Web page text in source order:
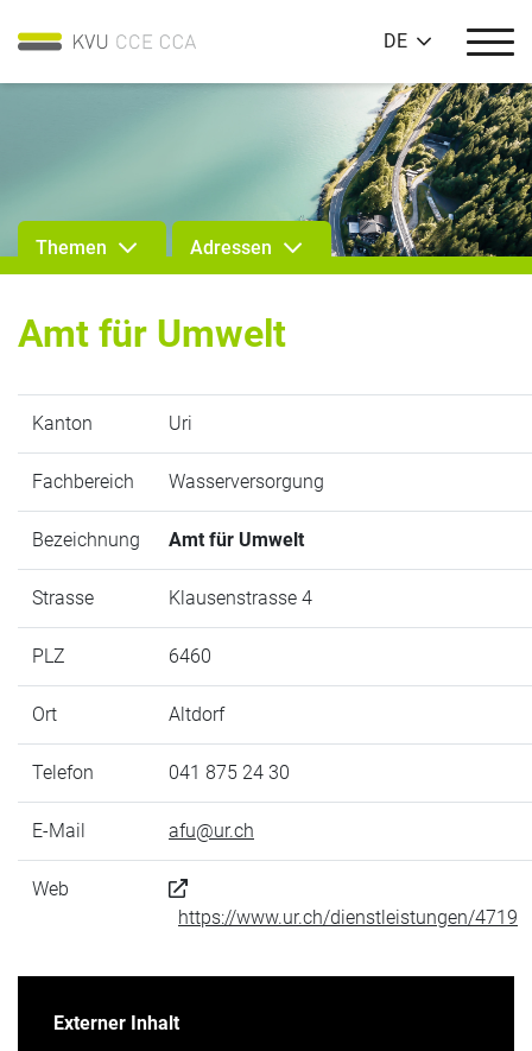
DE
Themen Adressen
Amt für Umwelt
Kanton Uri
Fachbereich Wasserversorgung
Bezeichnung Amt für Umwelt
Strasse Klausenstrasse 4
PLZ 6460
Ort Altdorf
Telefon 041 875 24 30
E-Mail afu@ur.ch
Web
https://www.ur.ch/dienstleistungen/4719
Externer Inhalt